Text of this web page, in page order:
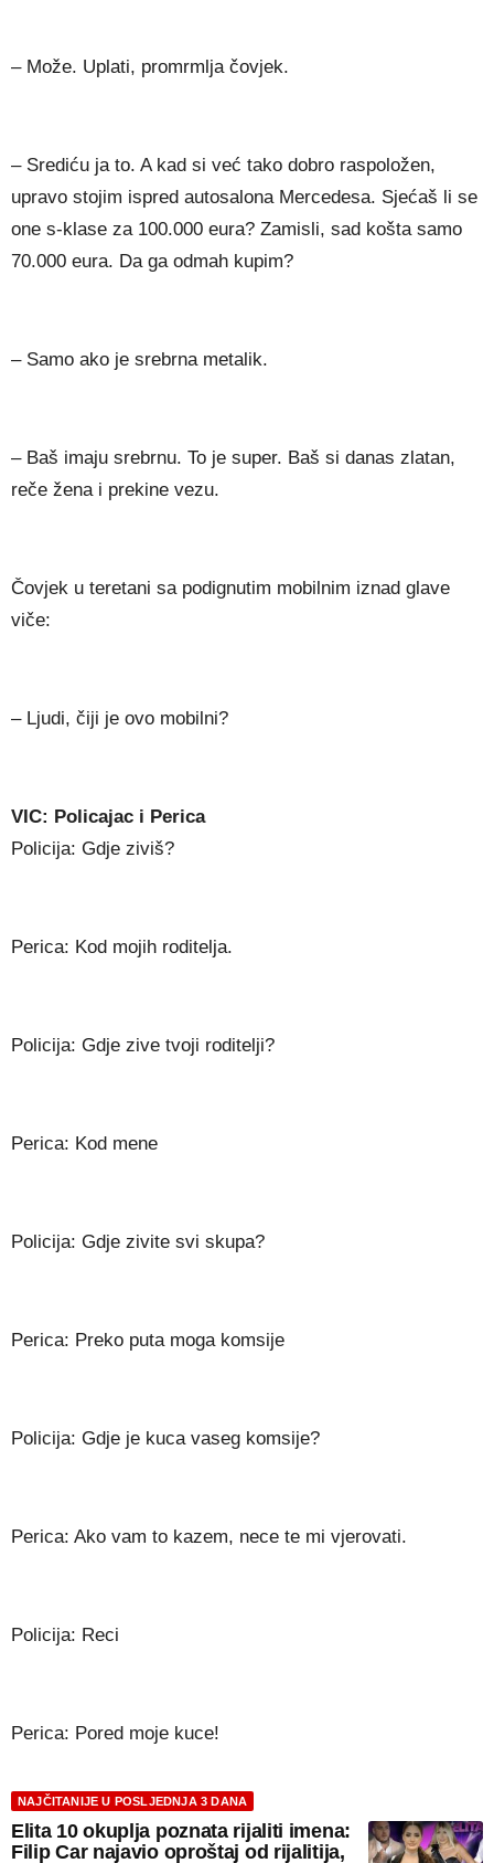
– Može. Uplati, promrmlja čovjek.
– Srediću ja to. A kad si već tako dobro raspoložen,
upravo stojim ispred autosalona Mercedesa. Sjećaš li se
one s-klase za 100.000 eura? Zamisli, sad košta samo
70.000 eura. Da ga odmah kupim?
– Samo ako je srebrna metalik.
– Baš imaju srebrnu. To je super. Baš si danas zlatan,
reče žena i prekine vezu.
Čovjek u teretani sa podignutim mobilnim iznad glave
viče:
– Ljudi, čiji je ovo mobilni?
VIC: Policajac i Perica
Policija: Gdje ziviš?
Perica: Kod mojih roditelja.
Policija: Gdje zive tvoji roditelji?
Perica: Kod mene
Policija: Gdje zivite svi skupa?
Perica: Preko puta moga komsije
Policija: Gdje je kuca vaseg komsije?
Perica: Ako vam to kazem, nece te mi vjerovati.
Policija: Reci
Perica: Pored moje kuce!
NAJČITANIJE U POSLJEDNJA 3 DANA
Elita 10 okuplja poznata rijaliti imena:
Filip Car najavio oproštaj od rijalitija,